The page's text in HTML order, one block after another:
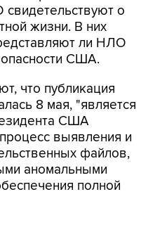
о
жизни. В них
ли НЛО
США.
что публикация
8 мая, "является
США
выявления и
файлов,
аномальными
полной